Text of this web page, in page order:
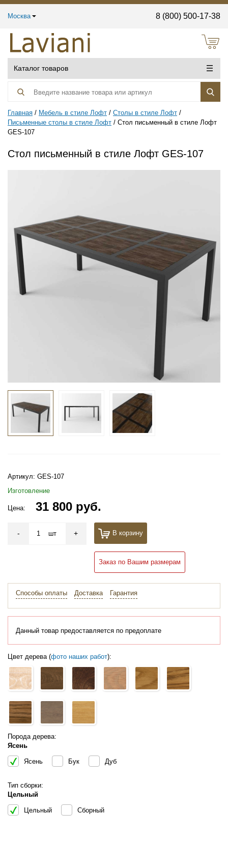
Москва 8 (800) 500-17-38
Каталог товаров
Главная Мебель в стиле Лофт
Столы в стиле Лофт
Письменные столы в стиле Лофт
Стол письменный в стиле Лофт
GES-107
Стол письменный в стиле Лофт GES-107
Артикул: GES-107
Изготовление
Цена: 31 800 руб.
- шт + В корзину
Заказ по Вашим размерам
Способы оплаты Доставка Гарантия
Данный товар предоставляется по предоплате
Цвет дерева (фото наших работ):
Порода дерева:
Ясень
Ясень Бук Дуб
Тип сборки:
Цельный
Цельный Сборный